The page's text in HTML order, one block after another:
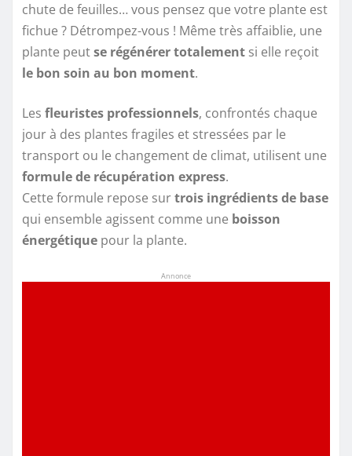
chute de feuilles… vous pensez que votre plante est
fichue ? Détrompez-vous ! Même très affaiblie, une
plante peutse régénérer totalement si elle reçoit
le bon soin au bon moment.
Les fleuristes professionnels, confrontés chaque
jour à des plantes fragiles et stressées par le
transport ou le changement de climat, utilisent une
formule de récupération express.
Cette formule repose surtrois ingrédients de base
qui ensemble agissent comme une boisson
énergétique pour la plante.
Annonce